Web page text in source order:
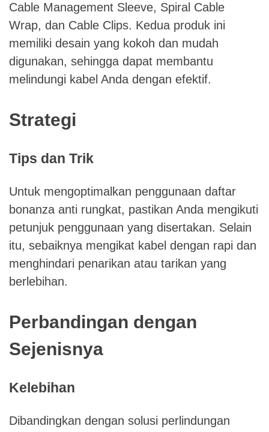
Cable Management Sleeve, Spiral Cable
Wrap, dan Cable Clips. Kedua produk ini
memiliki desain yang kokoh dan mudah
digunakan, sehingga dapat membantu
melindungi kabel Anda dengan efektif.
Strategi
Tips dan Trik
Untuk mengoptimalkan penggunaan daftar
bonanza anti rungkat, pastikan Anda mengikuti
petunjuk penggunaan yang disertakan. Selain
itu, sebaiknya mengikat kabel dengan rapi dan
menghindari penarikan atau tarikan yang
berlebihan.
Perbandingan dengan
Sejenisnya
Kelebihan
Dibandingkan dengan solusi perlindungan